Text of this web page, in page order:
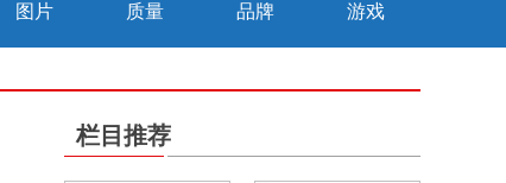
图片 质量 品牌 游戏
栏目推荐